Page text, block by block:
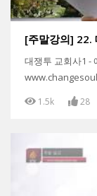
[주말강의] 22.
대쟁투 교회사1 -
1.5k 28